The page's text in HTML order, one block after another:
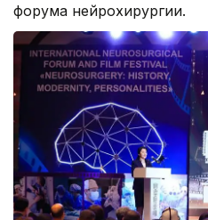
форума нейрохирургии.